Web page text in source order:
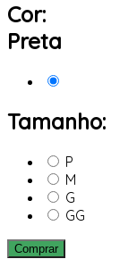
Cor:
Preta
Tamanho:
P
M
G
GG
Comprar